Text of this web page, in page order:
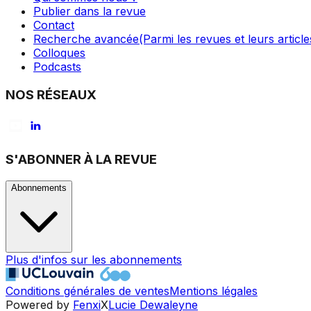
Publier dans la revue
Contact
Recherche avancée(Parmi les revues et leurs
Colloques
Podcasts
NOS RÉSEAUX
S'ABONNER À LA REVUE
Abonnements
Plus d'infos sur les abonnements
Conditions générales de ventesMentions légales
Powered by FenxiXLucie Dewaleyne